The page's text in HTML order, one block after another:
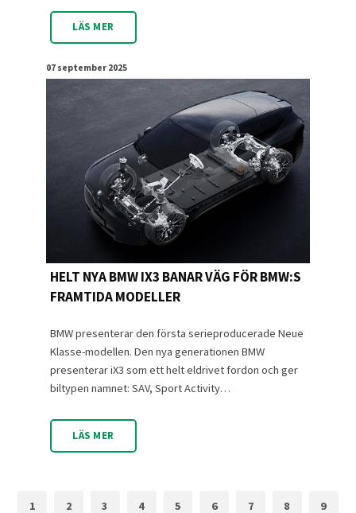
LÄS MER
07 september 2025
HELT NYA BMW IX3 BANAR VÄG FÖR BMW:S
FRAMTIDA MODELLER
BMW presenterar den första serieproducerade Neue
Klasse-modellen. Den nya generationen BMW
presenterar iX3 som ett helt eldrivet fordon och ger
biltypen namnet: SAV, Sport Activity…
LÄS MER
1 2 3 4 5 6 7 8 9